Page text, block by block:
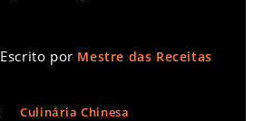
Escrito por Mestre das Receitas
Culinária Chinesa